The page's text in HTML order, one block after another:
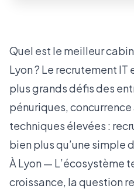
Quel est le meilleur
Lyon ? Le recrutement IT
plus grands défis des
pénuriques,
techniques élevées :
bien plus qu’une simple
À Lyon — L’écosystème
croissance, la question